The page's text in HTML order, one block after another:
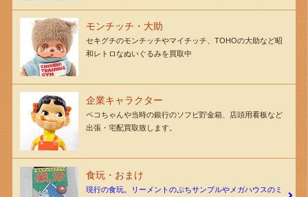
モンチッチ・大助
セキグチのモンチッチやマイチッチ、TOHOの大助など昭
和レトロなぬいぐるみを買取中
企業キャラクター
ペコちゃんや当時の銀行のソフビ貯金箱、店頭用看板など
出張・宅配買取致します。
食玩・おまけ
現行の食玩。リーメントのぷちサンプルやメガハウスのミ